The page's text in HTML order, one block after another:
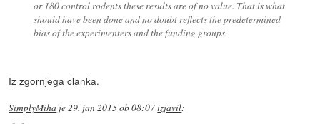
or 180 control rodents these results are of no value. That is what
should have been done and no doubt reflects the predetermined
bias of the experimenters and the funding groups.
Iz zgornjega clanka.
SimplyMiha je29. jan 2015 ob 08:07izjavil: